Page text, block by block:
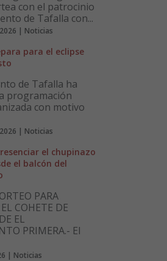
con el patrocinio
de Tafalla con...
| Noticias
para el eclipse
de Tafalla ha
programación
con motivo
| Noticias
el chupinazo
el balcón del
PARA
COHETE DE
EL
PRIMERA.- El
| Noticias